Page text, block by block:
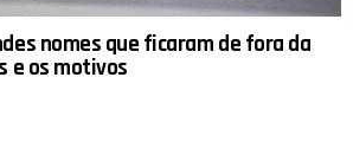
nomes que ficaram de fora da
e os motivos